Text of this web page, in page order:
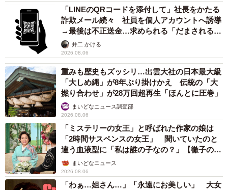
「LINEのQRコードを添付して」社長をかたる
詐欺メール続々 社員を個人アカウントへ誘導
→最後は不正送金…求められる「だまされる前
提」の対策
井二 かける
2026.08.06
重みも歴史もズッシリ…出雲大社の日本最大級
「大しめ縄」が8年ぶり掛けかえ 伝統の「大
撚り合わせ」が28万回超再生「ほんとに圧巻」
まいどなニュース調査部
2026.08.06
「ミステリーの女王」と呼ばれた作家の娘は
「2時間サスペンスの女王」 聞いていたのと
違う血液型に「私は誰の子なの？」【徹子の部
屋】まいどなニュース
2026.08.06
「わぁ…姐さん…」「永遠にお美しい」 大女